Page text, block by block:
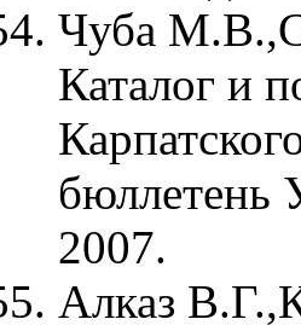
Чуба
Каталог и
бюллетень
2007.
Aлказ